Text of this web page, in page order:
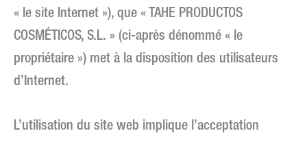
« le site Internet »), que « TAHE PRODUCTOS
COSMÉTICOS, S.L. » (ci-après dénommé « le
propriétaire ») met à la disposition des utilisateurs
d’Internet.
L’utilisation du site web implique l’acceptation